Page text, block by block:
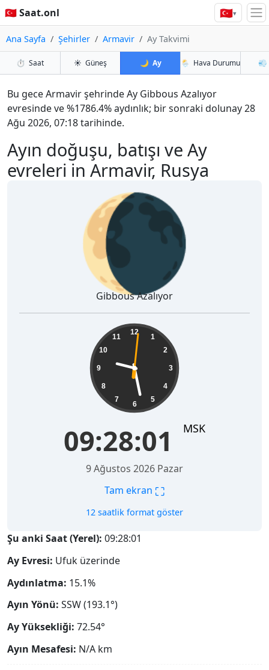
🇹🇷 Saat.onl 🇹🇷▾
Ana Sayfa Şehirler Armavir Ay Takvimi
⏱️ Saat ☀️ Güneş 🌙 Ay 🌦️ Hava Durumu 💨
Ayın doğuşu, batışı ve Ay
evreleri in Armavir, Rusya
Bu gece Armavir şehrinde Ay Gibbous Azalıyor
evresinde ve %1786.4% aydınlık; bir sonraki dolunay 28
Ağu 2026, 07:18 tarihinde.
🌘
Gibbous Azalıyor
12
1
2
3
4
5
6
7
8
9
10
11
09:28:02 MSK
9 Ağustos 2026 Pazar
Tam ekran ⛶
12 saatlik format göster
Şu anki Saat (Yerel): 09:28:02
Ay Evresi: Ufuk üzerinde
Aydınlatma: 15.1%
Ayın Yönü: SSW (193.1°)
Ay Yüksekliği: 72.54°
Ayın Mesafesi: N/A km